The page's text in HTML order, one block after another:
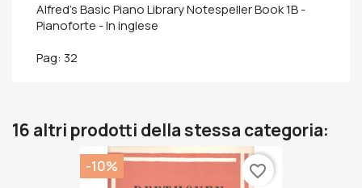
Alfred's Basic Piano Library Notespeller Book 1B -
Pianoforte - In inglese
Pag: 32
16 altri prodotti della stessa categoria:
-10% favorite_border